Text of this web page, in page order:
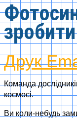
Друк
Команда
космосі.
Ви коли-небудь